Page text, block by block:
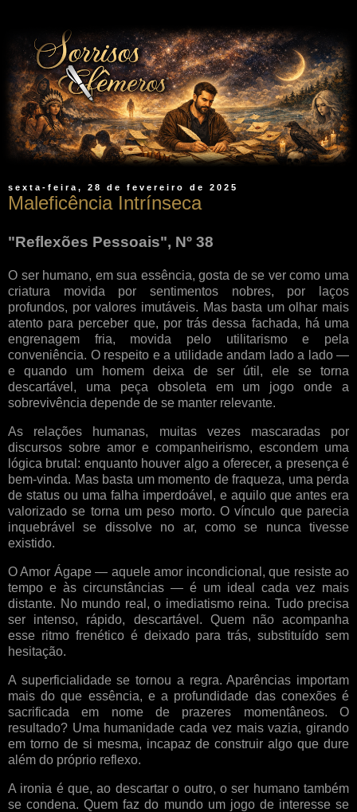
sexta-feira, 28 de fevereiro de 2025
Maleficência Intrínseca
"Reflexões Pessoais", Nº 38
O ser humano, em sua essência, gosta de se ver como uma
criatura movida por sentimentos nobres, por laços
profundos, por valores imutáveis. Mas basta um olhar mais
atento para perceber que, por trás dessa fachada, há uma
engrenagem fria, movida pelo utilitarismo e pela
conveniência. O respeito e a utilidade andam lado a lado —
e quando um homem deixa de ser útil, ele se torna
descartável, uma peça obsoleta em um jogo onde a
sobrevivência depende de se manter relevante.
As relações humanas, muitas vezes mascaradas por
discursos sobre amor e companheirismo, escondem uma
lógica brutal: enquanto houver algo a oferecer, a presença é
bem-vinda. Mas basta um momento de fraqueza, uma perda
de status ou uma falha imperdoável, e aquilo que antes era
valorizado se torna um peso morto. O vínculo que parecia
inquebrável se dissolve no ar, como se nunca tivesse
existido.
O Amor Ágape — aquele amor incondicional, que resiste ao
tempo e às circunstâncias — é um ideal cada vez mais
distante. No mundo real, o imediatismo reina. Tudo precisa
ser intenso, rápido, descartável. Quem não acompanha
esse ritmo frenético é deixado para trás, substituído sem
hesitação.
A superficialidade se tornou a regra. Aparências importam
mais do que essência, e a profundidade das conexões é
sacrificada em nome de prazeres momentâneos. O
resultado? Uma humanidade cada vez mais vazia, girando
em torno de si mesma, incapaz de construir algo que dure
além do próprio reflexo.
A ironia é que, ao descartar o outro, o ser humano também
se condena. Quem faz do mundo um jogo de interesse se